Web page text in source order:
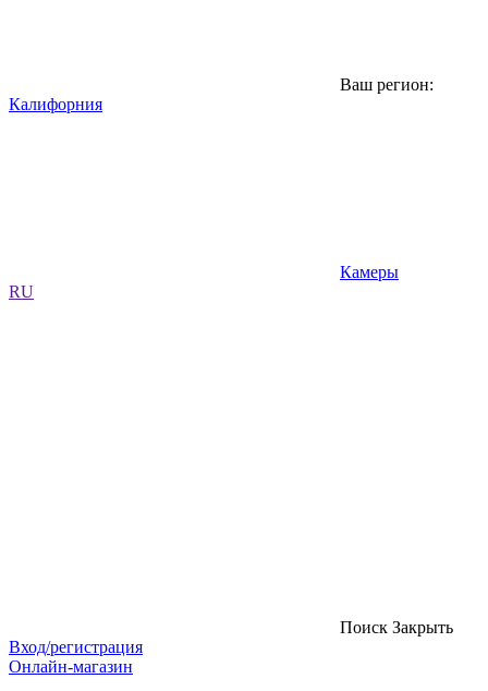
Ваш регион:
Калифорния
Камеры
RU
Поиск Закрыть
Вход/регистрация
Онлайн-магазин